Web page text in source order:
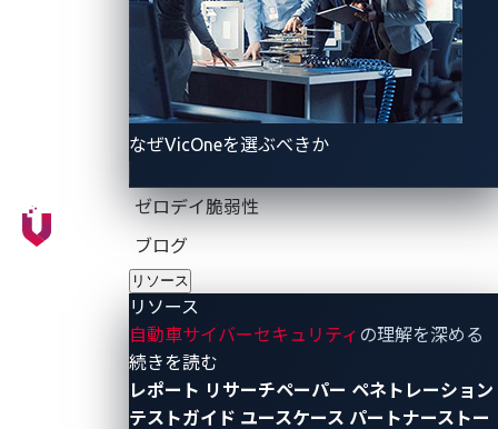
なぜVicOneを選ぶべきか
ゼロデイ脆弱性
ブログ
リソース
リソース
自動車サイバーセキュリティ の理解を深める
続きを読む
レポート リサーチペーパー ペネトレーション
テストガイド ユースケース パートナーストー
左から、ZDIのHead of Threat Awareness; Dustin
Childs、Pwn2Own Automotive 2025「Master of